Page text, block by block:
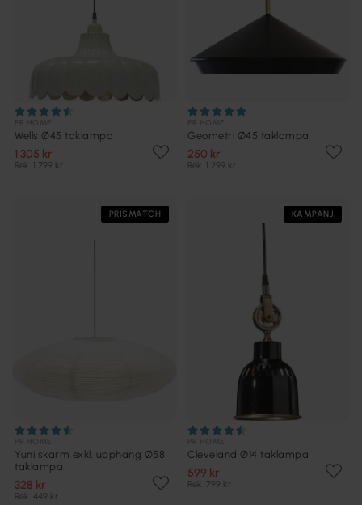
Wells Ø45 taklampa
1 305 kr
Rek. 1 799 kr
Geometri Ø45 taklampa
250 kr
Rek. 1 299 kr
PRISMATCH
Yuni skärm exkl. upphäng Ø58
taklampa
328 kr
Rek. 449 kr
KAMPANJ
Cleveland Ø14 taklampa
599 kr
Rek. 799 kr